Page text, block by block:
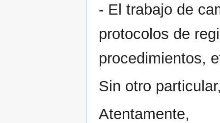
- El trabajo de
protocolos de
procedimientos,
Sin otro
Atentamente,